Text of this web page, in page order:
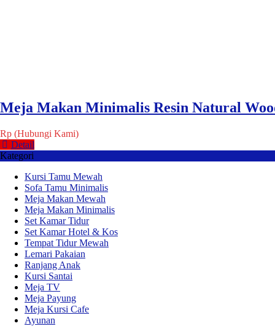
Meja Makan Minimalis Resin Natural
Rp (Hubungi Kami)
Detail
Kategori
Kursi Tamu Mewah
Sofa Tamu Minimalis
Meja Makan Mewah
Meja Makan Minimalis
Set Kamar Tidur
Set Kamar Hotel & Kos
Tempat Tidur Mewah
Lemari Pakaian
Ranjang Anak
Kursi Santai
Meja TV
Meja Payung
Meja Kursi Cafe
Ayunan